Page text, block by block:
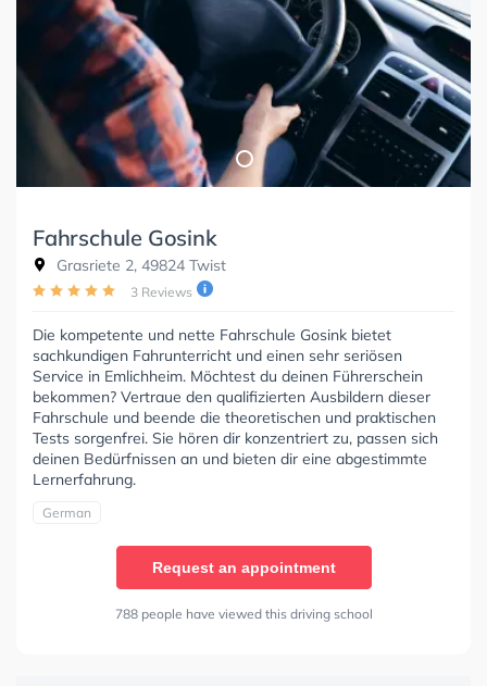
Fahrschule Gosink
Grasriete 2, 49824 Twist
3 Reviews
Die kompetente und nette Fahrschule Gosink bietet
sachkundigen Fahrunterricht und einen sehr seriösen
Service in Emlichheim. Möchtest du deinen Führerschein
bekommen? Vertraue den qualifizierten Ausbildern dieser
Fahrschule und beende die theoretischen und praktischen
Tests sorgenfrei. Sie hören dir konzentriert zu, passen sich
deinen Bedürfnissen an und bieten dir eine abgestimmte
Lernerfahrung.
German
Request an appointment
788 people have viewed this driving school